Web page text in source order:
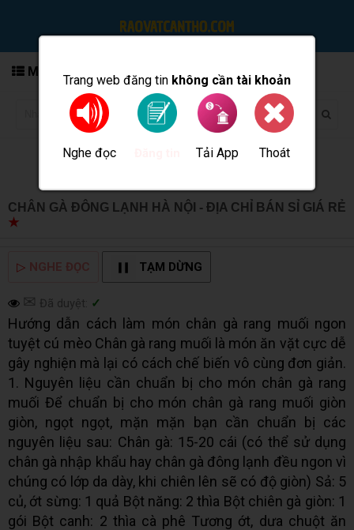
Trang web đăng tin không cần tài khoản
Nghe đọc Tải App Thoát
MENU
CHÂN GÀ ĐÔNG LẠNH HÀ NỘI - ĐỊA CHỈ BÁN SỈ GIÁ RẺ
★
▷ NGHE ĐỌC TẠM DỪNG
✉ Đã duyệt: ✓
Hướng dẫn cách làm món chân gà rang muối ngon
tuyệt cú mèo Chân gà rang muối là món ăn vặt cực dễ
gây nghiện mà lại có cách chế biến vô cùng đơn giản.
1. Nguyên liệu cần chuẩn bị cho món chân gà rang
muối Để chuẩn bị cho món chân gà rang muối giòn
giòn, ngọt ngọt, mặn mặn bạn cần chuẩn bị các
nguyên liệu sau: Chân gà: 15-20 cái (có thể sử dụng
chân gà nhập khẩu hay chân gà đông lạnh đều ngon vì
chúng có lớp da dày, khi chiên lên sẽ có độ giòn) Sả: 5
củ, ớt sừng: 1 quả Bột năng: 2 thìa Bột chiên gà giòn: 1
gói Bột canh: 2 thìa cà phê Tương ớt, dưa chuột ăn